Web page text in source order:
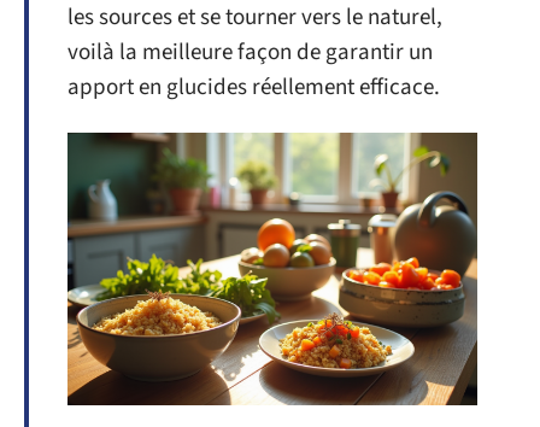
les sources et se tourner vers le naturel,
voilà la meilleure façon de garantir un
apport en glucides réellement efficace.